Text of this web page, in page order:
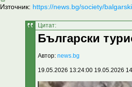
Източник: https://news.bg/society/
Цитат:
Български
Автор: news.bg
19.05.2026 13:24:00 19.05.2026